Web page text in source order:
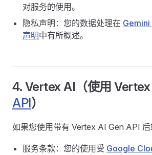
对服务的使用。
隐私声明：您的数据处理在
声明中有所概述。
4. Vertex AI（使用
API）
如果您使用带有 Vertex AI Gen API 后
服务条款：您的使用受 Google